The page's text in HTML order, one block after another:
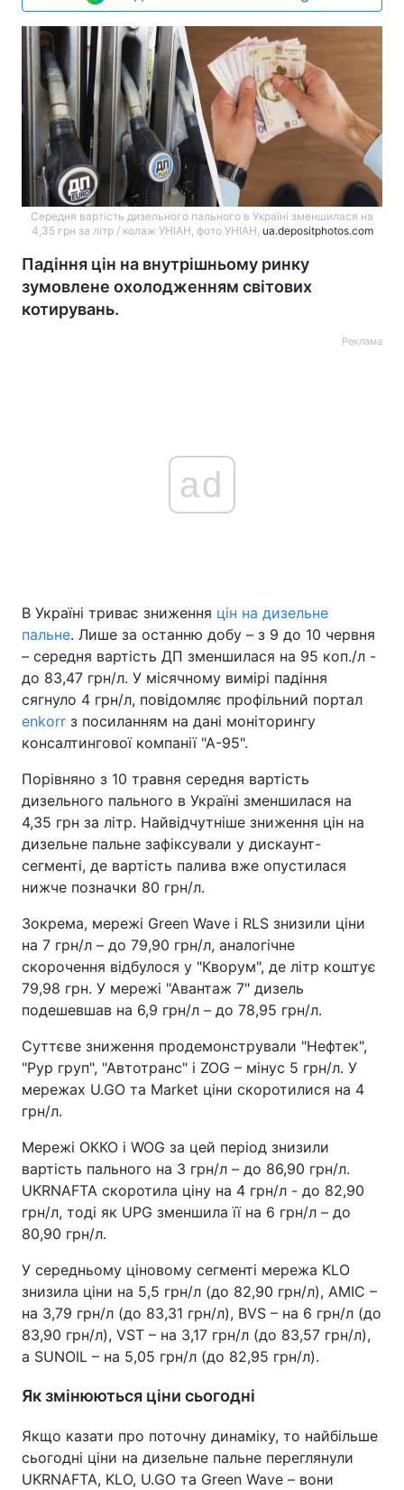
Середня вартість дизельного пального в Україні зменшилася на
4,35 грн за літр / колаж УНІАН, фото УНІАН, ua.depositphotos.com
Падіння цін на внутрішньому ринку
зумовлене охолодженням світових
котирувань.
Реклама
ad
В Україні триває зниження цін на дизельне
пальне. Лише за останню добу – з 9 до 10 червня
– середня вартість ДП зменшилася на 95 коп./л -
до 83,47 грн/л. У місячному вимірі падіння
сягнуло 4 грн/л, повідомляє профільний портал
enkorr з посиланням на дані моніторингу
консалтингової компанії "А-95".
Порівняно з 10 травня середня вартість
дизельного пального в Україні зменшилася на
4,35 грн за літр. Найвідчутніше зниження цін на
дизельне пальне зафіксували у дискаунт-
сегменті, де вартість палива вже опустилася
нижче позначки 80 грн/л.
Зокрема, мережі Green Wave і RLS знизили ціни
на 7 грн/л – до 79,90 грн/л, аналогічне
скорочення відбулося у "Кворум", де літр коштує
79,98 грн. У мережі "Авантаж 7" дизель
подешевшав на 6,9 грн/л – до 78,95 грн/л.
Суттєве зниження продемонстрували "Нефтек",
"Рур груп", "Автотранс" і ZOG – мінус 5 грн/л. У
мережах U.GO та Market ціни скоротилися на 4
грн/л.
Мережі ОККО і WOG за цей період знизили
вартість пального на 3 грн/л – до 86,90 грн/л.
UKRNAFTA скоротила ціну на 4 грн/л - до 82,90
грн/л, тоді як UPG зменшила її на 6 грн/л – до
80,90 грн/л.
У середньому ціновому сегменті мережа KLO
знизила ціни на 5,5 грн/л (до 82,90 грн/л), AMIC –
на 3,79 грн/л (до 83,31 грн/л), BVS – на 6 грн/л (до
83,90 грн/л), VST – на 3,17 грн/л (до 83,57 грн/л),
а SUNOIL – на 5,05 грн/л (до 82,95 грн/л).
Як змінюються ціни сьогодні
Якщо казати про поточну динаміку, то найбільше
сьогодні ціни на дизельне пальне переглянули
UKRNAFTA, KLO, U.GO та Green Wave – вони